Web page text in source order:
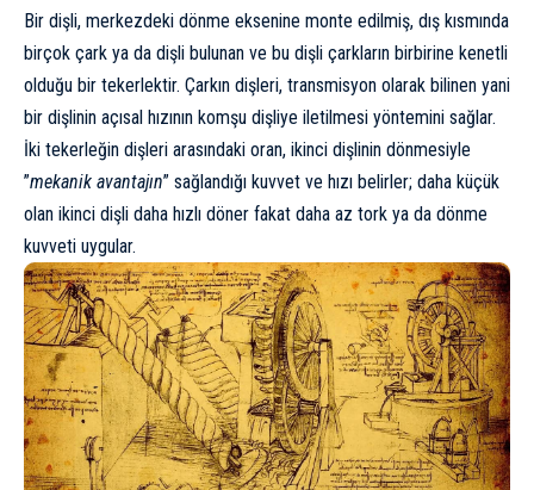
Bir dişli, merkezdeki dönme eksenine monte edilmiş, dış kısmında
birçok çark ya da dişli bulunan ve bu dişli çarkların birbirine kenetli
olduğu bir tekerlektir. Çarkın dişleri, transmisyon olarak bilinen yani
bir dişlinin açısal hızının komşu dişliye iletilmesi yöntemini sağlar.
İki tekerleğin dişleri arasındaki oran, ikinci dişlinin dönmesiyle
”mekanik avantajın” sağlandığı kuvvet ve hızı belirler; daha küçük
olan ikinci dişli daha hızlı döner fakat daha az tork ya da dönme
kuvveti uygular.